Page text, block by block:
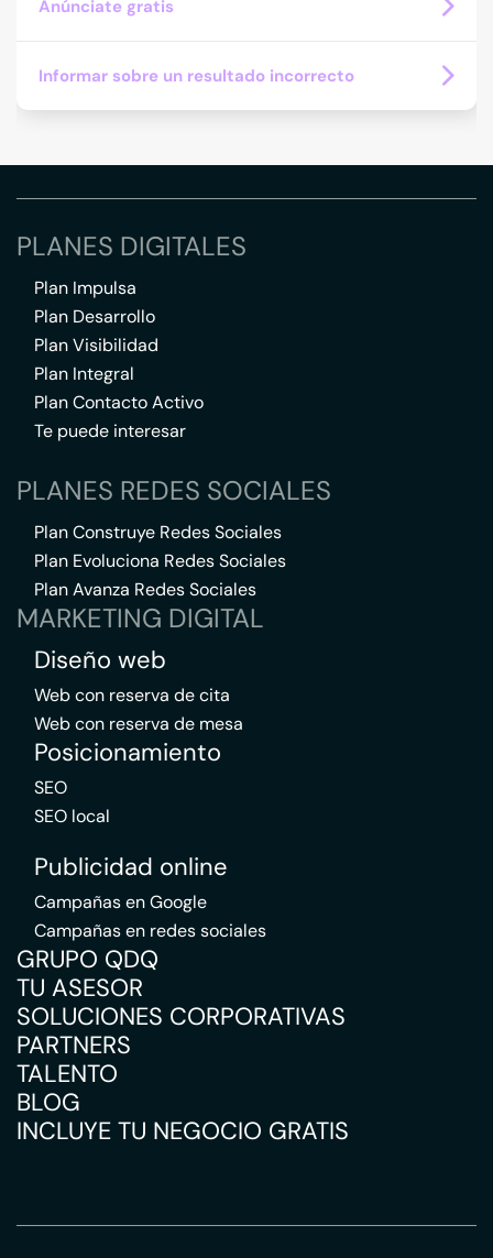
Anúnciate gratis
Informar sobre un resultado incorrecto
PLANES DIGITALES
Plan Impulsa
Plan Desarrollo
Plan Visibilidad
Plan Integral
Plan Contacto Activo
Te puede interesar
PLANES REDES SOCIALES
Plan Construye Redes Sociales
Plan Evoluciona Redes Sociales
Plan Avanza Redes Sociales
MARKETING DIGITAL
Diseño web
Web con reserva de cita
Web con reserva de mesa
Posicionamiento
SEO
SEO local
Publicidad online
Campañas en Google
Campañas en redes sociales
GRUPO QDQ
TU ASESOR
SOLUCIONES CORPORATIVAS
PARTNERS
TALENTO
BLOG
INCLUYE TU NEGOCIO GRATIS